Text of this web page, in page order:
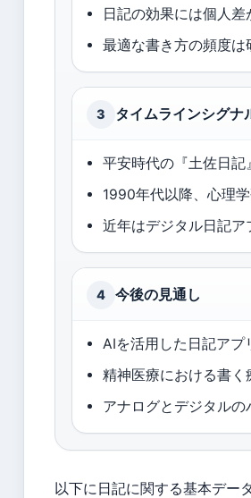
日記の効果には個人差
最適な書き方の頻度は
3 タイムラインシグナ
平安時代の『土佐日記
1990年代以降、心理
近年はデジタル日記
4 今後の見通し
AIを活用した日記アプ
精神医療における書
アナログとデジタル
以下に日記に関する基本デー